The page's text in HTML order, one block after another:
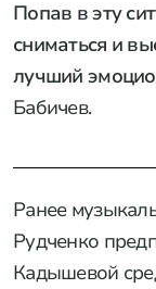
Попав в эту
сниматься и
лучший
Бабичев.
Ранее
Рудченко
Кадышевой